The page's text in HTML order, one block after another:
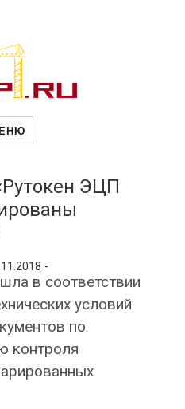
другие связанные со стройкой
рубрики
ЭЦП
-
в соответствии
условий
по
контроля